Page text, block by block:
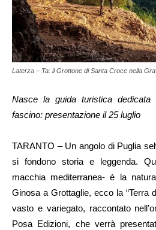
Laterza – Ta: il Grottone di Santa Croce nella
Nasce la guida turistica
fascino: presentazione il 25 luglio
TARANTO – Un angolo di Puglia
si fondono storia e leggenda.
macchia mediterranea- è la
Ginosa a Grottaglie, ecco la “Terra
vasto e variegato, raccontato
Posa Edizioni, che verrà